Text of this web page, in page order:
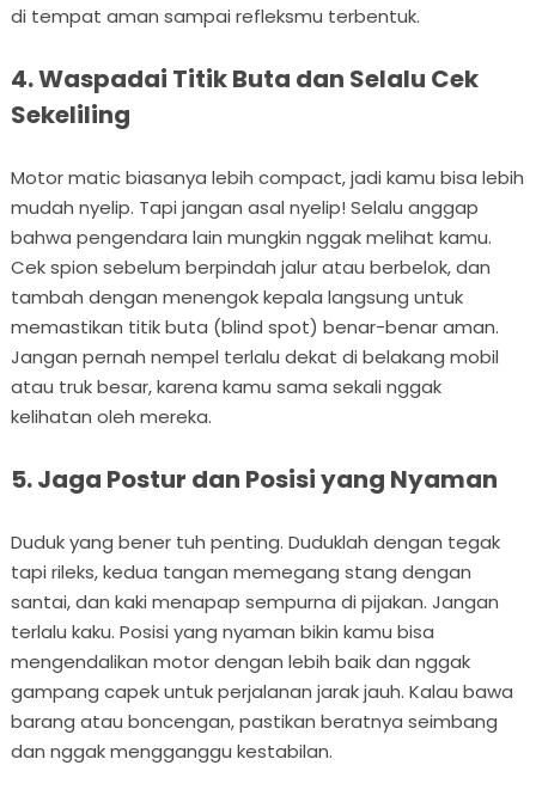
di tempat aman sampai refleksmu terbentuk.
4. Waspadai Titik Buta dan Selalu Cek
Sekeliling
Motor matic biasanya lebih compact, jadi kamu bisa lebih
mudah nyelip. Tapi jangan asal nyelip! Selalu anggap
bahwa pengendara lain mungkin nggak melihat kamu.
Cek spion sebelum berpindah jalur atau berbelok, dan
tambah dengan menengok kepala langsung untuk
memastikan titik buta (blind spot) benar-benar aman.
Jangan pernah nempel terlalu dekat di belakang mobil
atau truk besar, karena kamu sama sekali nggak
kelihatan oleh mereka.
5. Jaga Postur dan Posisi yang Nyaman
Duduk yang bener tuh penting. Duduklah dengan tegak
tapi rileks, kedua tangan memegang stang dengan
santai, dan kaki menapap sempurna di pijakan. Jangan
terlalu kaku. Posisi yang nyaman bikin kamu bisa
mengendalikan motor dengan lebih baik dan nggak
gampang capek untuk perjalanan jarak jauh. Kalau bawa
barang atau boncengan, pastikan beratnya seimbang
dan nggak mengganggu kestabilan.